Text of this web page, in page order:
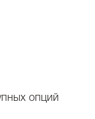
опций